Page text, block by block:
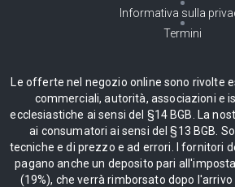
Informativa sulla
Termini
Le offerte nel negozio online sono rivolte
commerciali, autorità, associazioni e
ecclesiastiche ai sensi del §14 BGB. La
ai consumatori ai sensi del §13 BGB.
tecniche e di prezzo e ad errori. I fornitori
pagano anche un deposito pari
(19%), che verrà rimborsato dopo